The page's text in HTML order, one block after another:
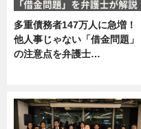
多重債務者147万人に急増！
他人事じゃない「借金問題」
の注意点を弁護士…